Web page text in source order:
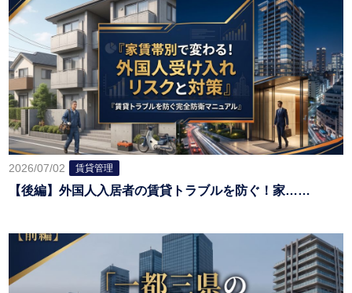
2026/07/02 賃貸管理
【後編】外国人入居者の賃貸トラブルを防ぐ！家……